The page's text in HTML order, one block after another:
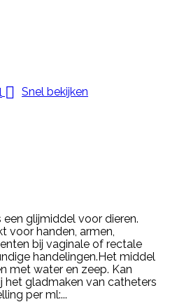
 Snel bekijken
glijmiddel voor dieren.
voor handen, armen,
bij vaginale of rectale
handelingen.Het middel
met water en zeep. Kan
het gladmaken van catheters
per ml:...